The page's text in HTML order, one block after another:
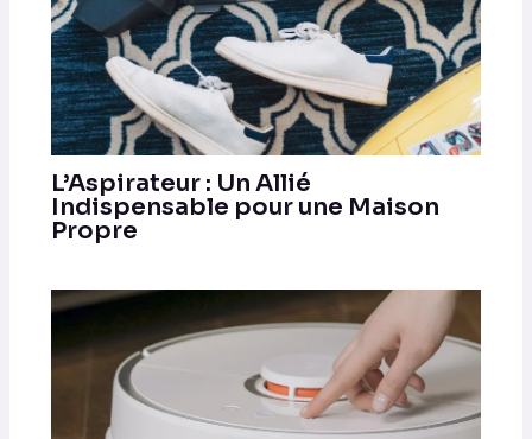
L’Aspirateur : Un Allié
Indispensable pour une Maison
Propre